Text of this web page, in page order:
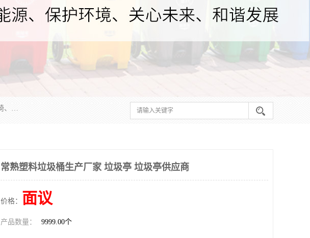
苏州多麦公共设施有限公司是一家苏州垃圾桶厂家，主营：塑料垃圾桶、分类果皮箱、户外园林椅、保安岗亭等产品厂家。全国统一热线电话：17105580222。公司组建完善的团队。设计人员，能根据客户要求，提供适合的设计方案，来满足客户的需求。
常熟塑料垃圾桶生产厂家 垃圾亭 垃圾亭供应商
价格： 面议
产品数量： 9999.00个